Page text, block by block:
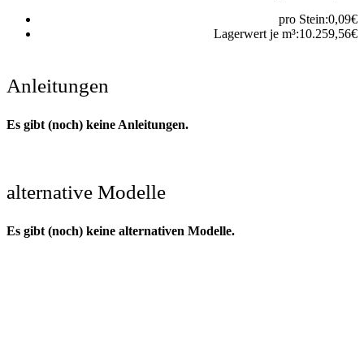
pro Stein:0,09€
Lagerwert je m³:10.259,56€
Anleitungen
Es gibt (noch) keine Anleitungen.
alternative Modelle
Es gibt (noch) keine alternativen Modelle.